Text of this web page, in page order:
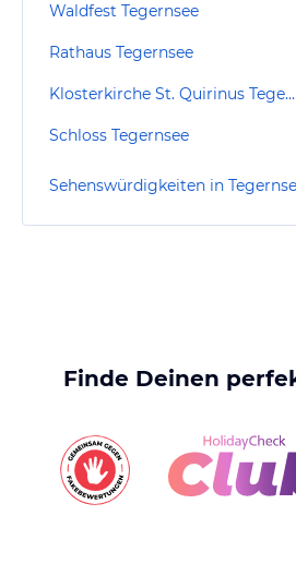
Waldfest Tegernsee
Rathaus Tegernsee
Klosterkirche St. Quirinus Tegernsee
Schloss Tegernsee
Sehenswürdigkeiten in
Finde Deinen